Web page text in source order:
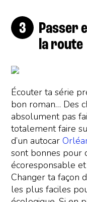
Passer
la route
Écouter ta série
bon roman… Des
absolument pas
totalement faire
d’un autocar
sont bonnes pour
écoresponsable
Changer ta façon
les plus faciles